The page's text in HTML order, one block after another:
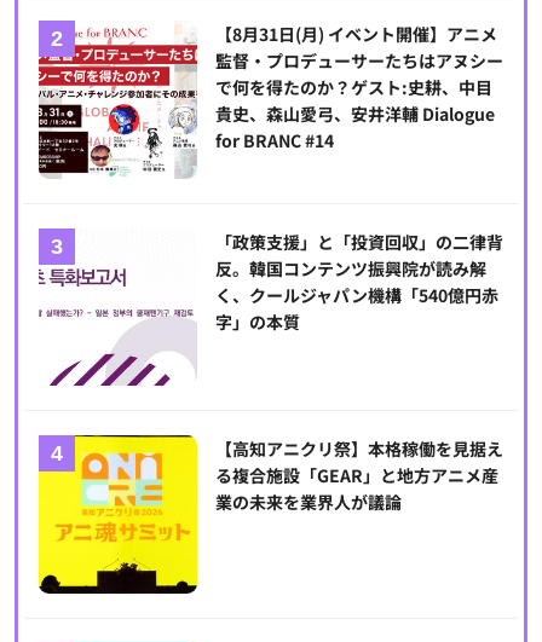
【8月31日(月) イベント開催】アニメ
監督・プロデューサーたちはアヌシー
で何を得たのか？ゲスト:史耕、中目
貴史、森山愛弓、安井洋輔 Dialogue
for BRANC #14
「政策支援」と「投資回収」の二律背
反。韓国コンテンツ振興院が読み解
く、クールジャパン機構「540億円赤
字」の本質
【高知アニクリ祭】本格稼働を見据え
る複合施設「GEAR」と地方アニメ産
業の未来を業界人が議論